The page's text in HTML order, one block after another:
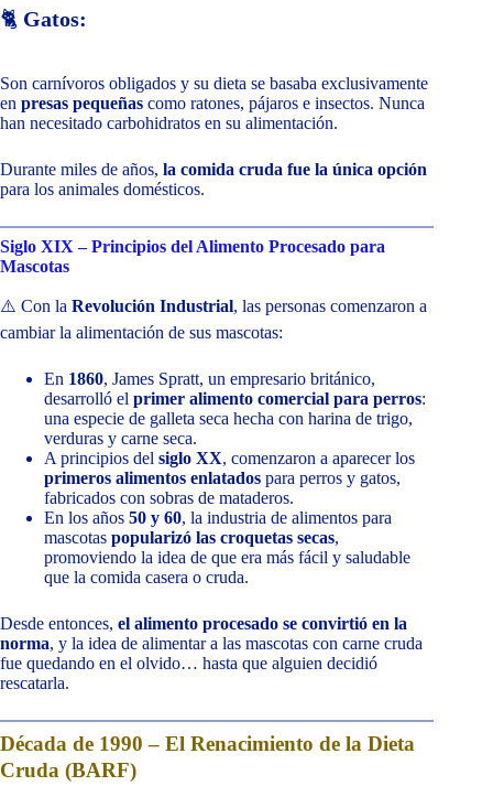
🐈 Gatos:
Son carnívoros obligados y su dieta se basaba exclusivamente
en presas pequeñas como ratones, pájaros e insectos. Nunca
han necesitado carbohidratos en su alimentación.
Durante miles de años, la comida cruda fue la única opción
para los animales domésticos.
Siglo XIX – Principios del Alimento Procesado para
Mascotas
⚠️ Con la Revolución Industrial, las personas comenzaron a
cambiar la alimentación de sus mascotas:
En 1860, James Spratt, un empresario británico,
desarrolló el primer alimento comercial para perros:
una especie de galleta seca hecha con harina de trigo,
verduras y carne seca.
A principios del siglo XX, comenzaron a aparecer los
primeros alimentos enlatados para perros y gatos,
fabricados con sobras de mataderos.
En los años 50 y 60, la industria de alimentos para
mascotas popularizó las croquetas secas,
promoviendo la idea de que era más fácil y saludable
que la comida casera o cruda.
Desde entonces, el alimento procesado se convirtió en la
norma, y la idea de alimentar a las mascotas con carne cruda
fue quedando en el olvido… hasta que alguien decidió
rescatarla.
Década de 1990 – El Renacimiento de la Dieta
Cruda (BARF)